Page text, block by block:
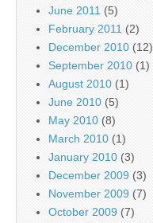
June 2011 (5)
February 2011 (2)
December 2010 (12)
September 2010 (1)
August 2010 (1)
June 2010 (5)
May 2010 (8)
March 2010 (1)
January 2010 (3)
December 2009 (3)
November 2009 (7)
October 2009 (7)